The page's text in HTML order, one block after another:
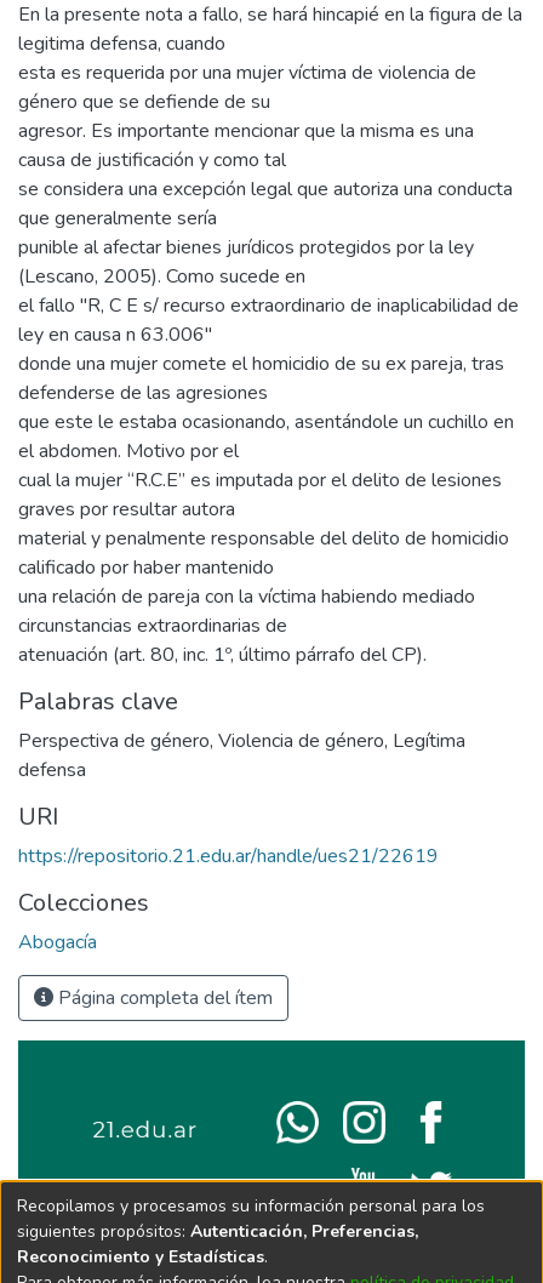
En la presente nota a fallo, se hará hincapié en la figura de la
legitima defensa, cuando
esta es requerida por una mujer víctima de violencia de
género que se defiende de su
agresor. Es importante mencionar que la misma es una
causa de justificación y como tal
se considera una excepción legal que autoriza una conducta
que generalmente sería
punible al afectar bienes jurídicos protegidos por la ley
(Lescano, 2005). Como sucede en
el fallo "R, C E s/ recurso extraordinario de inaplicabilidad de
ley en causa n 63.006"
donde una mujer comete el homicidio de su ex pareja, tras
defenderse de las agresiones
que este le estaba ocasionando, asentándole un cuchillo en
el abdomen. Motivo por el
cual la mujer “R.C.E” es imputada por el delito de lesiones
graves por resultar autora
material y penalmente responsable del delito de homicidio
calificado por haber mantenido
una relación de pareja con la víctima habiendo mediado
circunstancias extraordinarias de
atenuación (art. 80, inc. 1º, último párrafo del CP).
Palabras clave
Perspectiva de género, Violencia de género, Legítima
defensa
URI
https://repositorio.21.edu.ar/handle/ues21/22619
Colecciones
Abogacía
Página completa del ítem
Recopilamos y procesamos su información personal para los
siguientes propósitos: Autenticación, Preferencias,
Reconocimiento y Estadísticas.